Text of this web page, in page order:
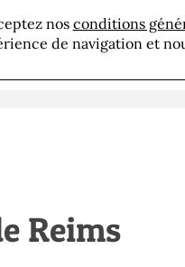
nos conditions
de navigation et
Savoir-faire
Reims